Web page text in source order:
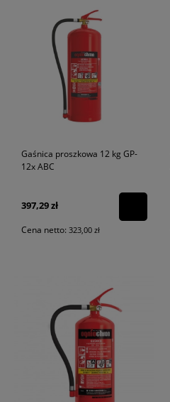
Gaśnica proszkowa 12 kg GP-
12x ABC
397,29 zł
Cena netto: 323,00 zł